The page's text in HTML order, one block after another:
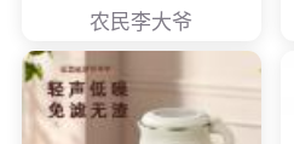
农民李大爷